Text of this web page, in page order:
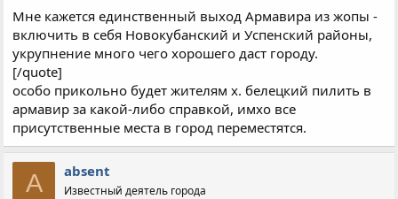
Мне кажется единственный выход Армавира из жопы -
включить в себя Новокубанский и Успенский районы,
укрупнение много чего хорошего даст городу.
[/quote]
особо прикольно будет жителям х. белецкий пилить в
армавир за какой-либо справкой, имхо все
присутственные места в город переместятся.
A absent
Известный деятель города